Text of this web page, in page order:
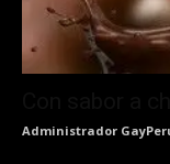
Administrador